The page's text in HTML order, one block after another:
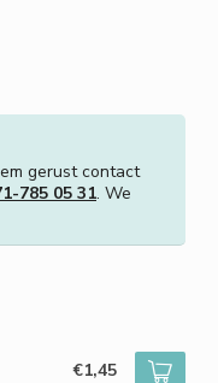
gerust contact
785 05 31. We
€1,45